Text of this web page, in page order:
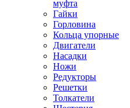
муфта
Гайки
Горловина
Кольца упорные
Двигатели
Насадки
Ножи
Редукторы
Решетки
Толкатели